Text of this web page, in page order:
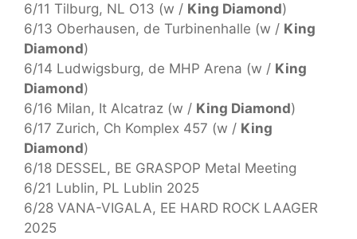
6/11 Tilburg, NL O13 (w / King Diamond)
6/13 Oberhausen, de Turbinenhalle (w / King
Diamond)
6/14 Ludwigsburg, de MHP Arena (w / King
Diamond)
6/16 Milan, It Alcatraz (w / King Diamond)
6/17 Zurich, Ch Komplex 457 (w / King
Diamond)
6/18 DESSEL, BE GRASPOP Metal Meeting
6/21 Lublin, PL Lublin 2025
6/28 VANA-VIGALA, EE HARD ROCK LAAGER
2025